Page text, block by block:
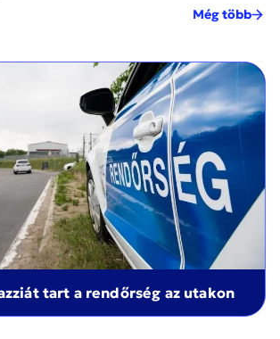
Még több
tart a rendőrség az utakon